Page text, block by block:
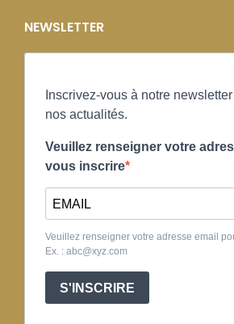
NEWSLETTER
Inscrivez-vous à notre
nos actualités.
Veuillez renseigner votre
vous inscrire
Veuillez renseigner votre adresse email
Ex. : abc@xyz.com
S'INSCRIRE